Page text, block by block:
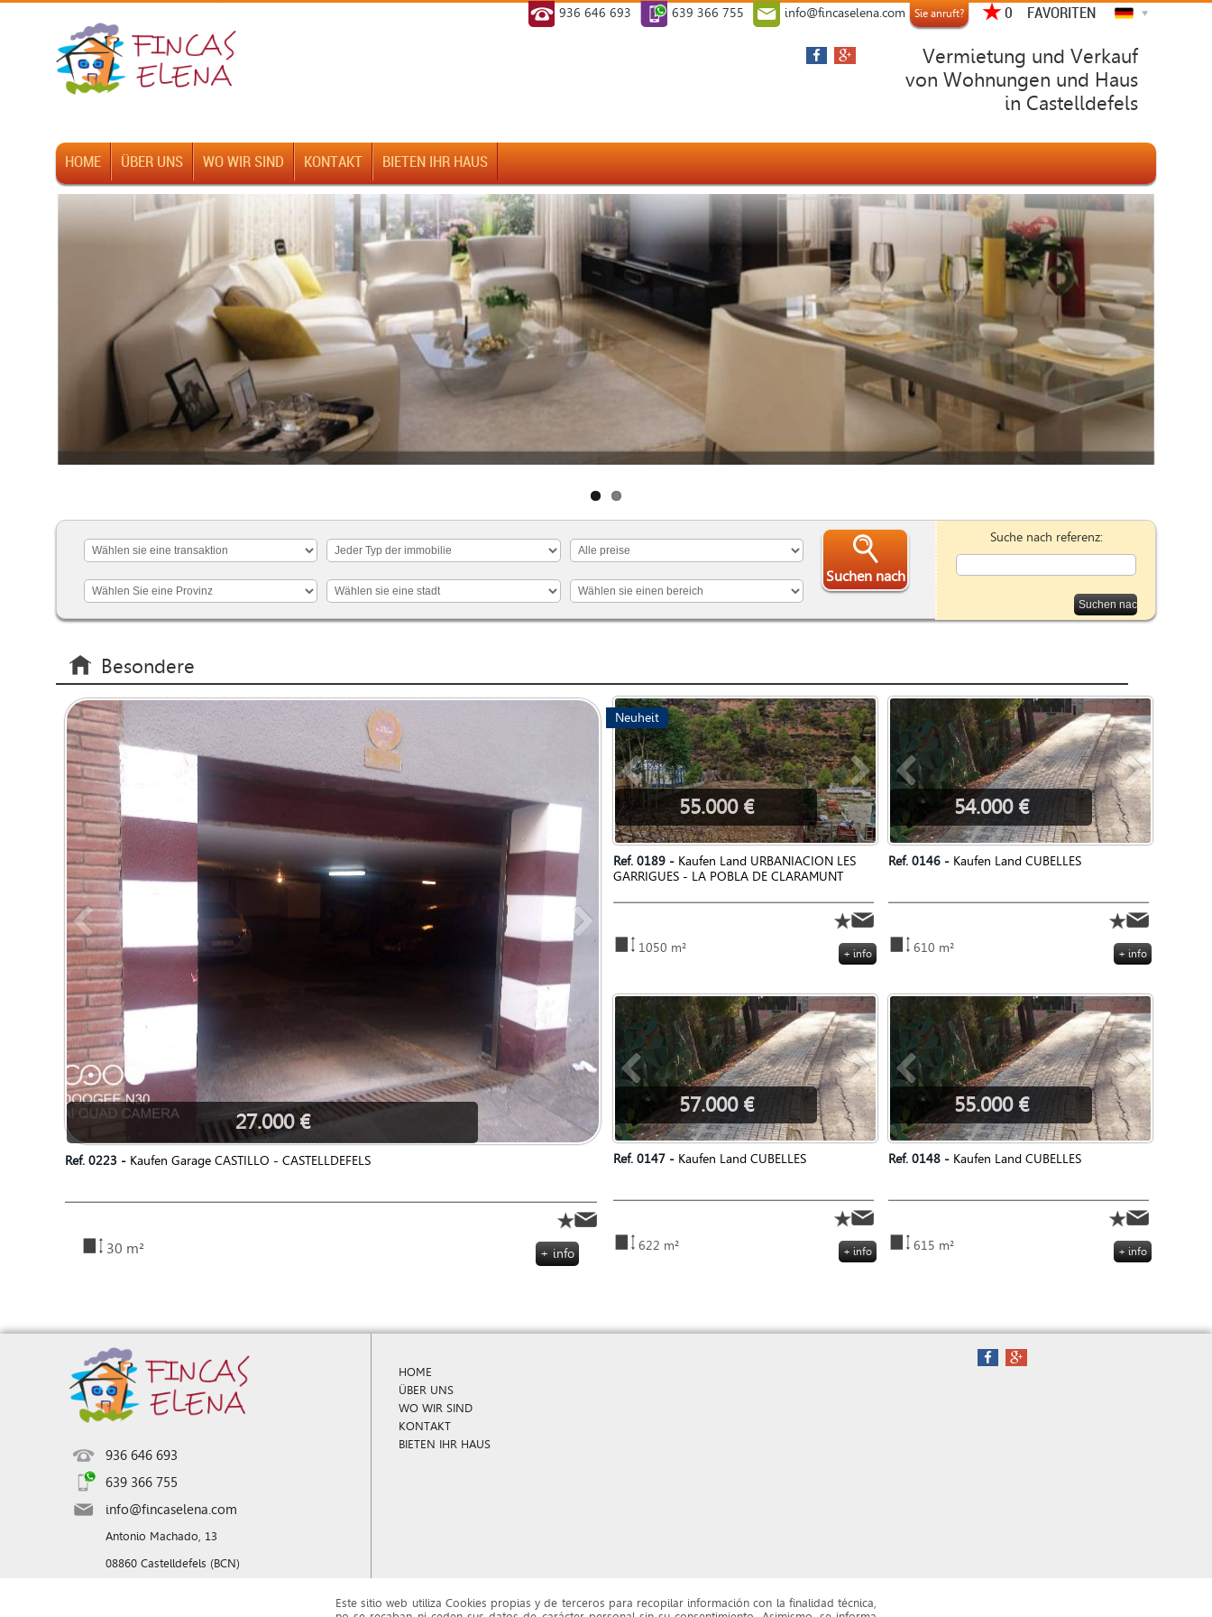
FAVORITEN
Sie anruft?
info@fincaselena.com
639 366 755
936 646 693
Vermietung und Verkauf
von Wohnungen und Haus
in Castelldefels
HOME ÜBER UNS WO WIR SIND KONTAKT BIETEN IHR HAUS
Suchen nach
Suche nach referenz:
Besondere
Ref. 0223 - Kaufen Garage CASTILLO - CASTELLDEFELS
+ info
30 m²
27.000 €
Neuheit
Ref. 0189 - Kaufen Land URBANIACION LES
GARRIGUES - LA POBLA DE CLARAMUNT
+ info
1050 m²
55.000 €
Ref. 0146 - Kaufen Land CUBELLES
+ info
610 m²
54.000 €
Ref. 0147 - Kaufen Land CUBELLES
+ info
622 m²
57.000 €
Ref. 0148 - Kaufen Land CUBELLES
+ info
615 m²
55.000 €
936 646 693
639 366 755
info@fincaselena.com
Antonio Machado, 13
08860 Castelldefels (BCN)
HOME
ÜBER UNS
WO WIR SIND
KONTAKT
BIETEN IHR HAUS
Este sitio web utiliza Cookies propias y de terceros para recopilar información con la finalidad técnica,